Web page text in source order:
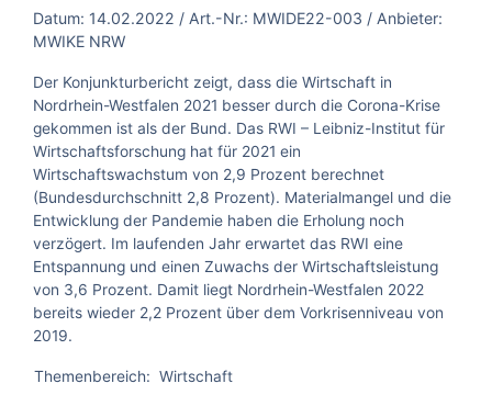
Datum: 14.02.2022 / Art.-Nr.: MWIDE22-003 / Anbieter:
MWIKE NRW
Der Konjunkturbericht zeigt, dass die Wirtschaft in
Nordrhein-Westfalen 2021 besser durch die Corona-Krise
gekommen ist als der Bund. Das RWI – Leibniz-Institut für
Wirtschaftsforschung hat für 2021 ein
Wirtschaftswachstum von 2,9 Prozent berechnet
(Bundesdurchschnitt 2,8 Prozent). Materialmangel und die
Entwicklung der Pandemie haben die Erholung noch
verzögert. Im laufenden Jahr erwartet das RWI eine
Entspannung und einen Zuwachs der Wirtschaftsleistung
von 3,6 Prozent. Damit liegt Nordrhein-Westfalen 2022
bereits wieder 2,2 Prozent über dem Vorkrisenniveau von
2019.
Themenbereich: Wirtschaft